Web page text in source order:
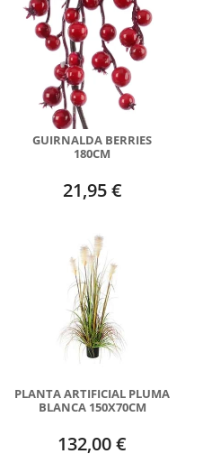
GUIRNALDA BERRIES
180CM
21,95 €
PLANTA ARTIFICIAL PLUMA
BLANCA 150X70CM
132,00 €